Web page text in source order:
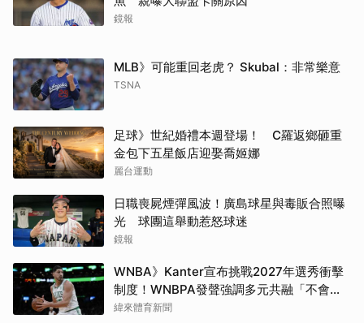
鏡報
MLB》可能重回老虎？ Skubal：非常樂意
TSNA
足球》世紀婚禮本週登場！ C羅返鄉砸重
金包下五星飯店迎娶喬姬娜
麗台運動
日職喪屍煙彈風波！廣島球星與毒販合照曝
光 球團這舉動惹怒球迷
鏡報
WNBA》Kanter宣布挑戰2027年選秀衝擊
制度！WNBPA發聲強調多元共融「不會成
為政治棋子」
緯來體育新聞